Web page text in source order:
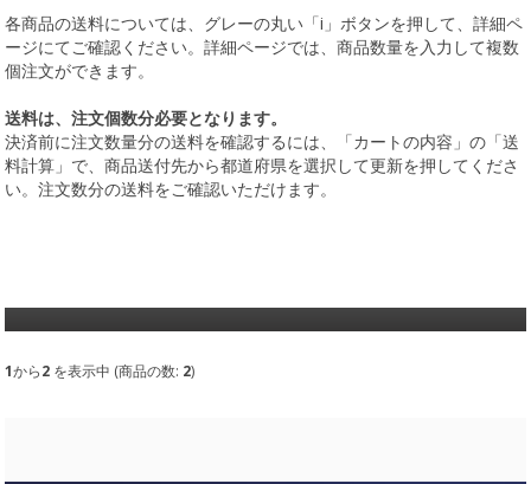
各商品の送料については、グレーの丸い「i」ボタンを押して、詳細ペ
ージにてご確認ください。詳細ページでは、商品数量を入力して複数
個注文ができます。
送料は、注文個数分必要となります。
決済前に注文数量分の送料を確認するには、「カートの内容」の「送
料計算」で、商品送付先から都道府県を選択して更新を押してくださ
い。注文数分の送料をご確認いただけます。
1から2 を表示中 (商品の数: 2)